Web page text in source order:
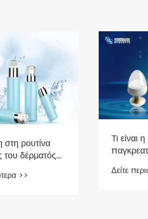
丨
Ceramides:
Guardian
Δείτε περισσότερα